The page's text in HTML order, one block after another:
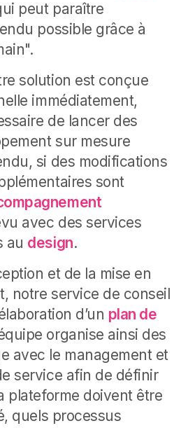
peut paraître
possible grâce à
solution est conçue
immédiatement,
de lancer des
sur mesure
si des modifications
sont
avec des services
au design.
et de la mise en
notre service de conseil
d’un plan de
organise ainsi des
avec le management et
service afin de définir
plateforme doivent être
quels processus